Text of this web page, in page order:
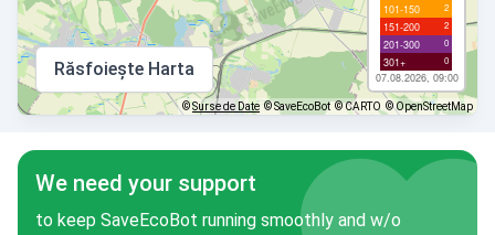
101-150 2
151-200 2
201-300 0
301+ 0
07.08.2026, 09:00
Răsfoiește Harta
©Surse de Date © SaveEcoBot © CARTO © OpenStreetMap
We need your support
to keep SaveEcoBot running smoothly and w/o